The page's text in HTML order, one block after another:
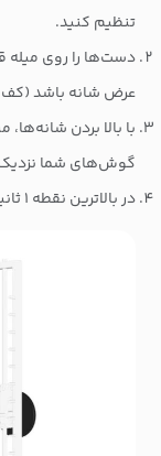
تنظیم کنید.
دست‌ها را روی میله
عرض شانه باشد
با بالا بردن شانه‌ها،
گوش‌های شما
در بالاترین نقطه ۱ ثانیه مکث کرده، سپس به نقطه شروع بازگردید.